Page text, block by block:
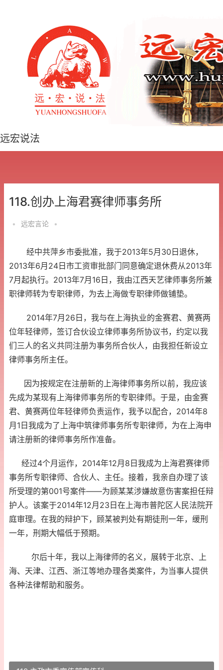
远宏说法
118.创办上海君赛律师事务所
• 远宏言论 •
经中共萍乡市委批准，我于2013年5月30日退休，
2013年6月24日市工资审批部门同意确定退休费从2013年
7月起执行。2013年7月16日，我由江西天艺律师事务所兼
职律师转为专职律师，为去上海做专职律师做铺垫。
2014年7月26日，我与在上海执业的金赛君、黄赛两
位年轻律师，签订合伙设立律师事务所协议书，约定以我
们三人的名义共同注册为事务所合伙人，由我担任新设立
律师事务所主任。
因为按规定在注册新的上海律师事务所以前，我应该
先成为某现有上海律师事务所的专职律师。于是，由金赛
君、黄赛两位年轻律师负责运作，我予以配合，2014年8
月1日我成为了上海中筑律师事务所专职律师，为在上海申
请注册新的律师事务所作准备。
经过4个月运作，2014年12月8日我成为上海君赛律师
事务所专职律师、合伙人、主任。接着，我亲自办理了该
所受理的第001号案件——为顾某某涉嫌故意伤害案担任辩
护人。该案于2014年12月23日在上海市普陀区人民法院开
庭审理。在我的辩护下，顾某被判处有期徒刑一年，缓刑
一年，刑期大幅低于预期。
尔后十年，我以上海律师的名义，展转于北京、上
海、天津、江西、浙江等地办理各类案件，为当事人提供
各种法律帮助和服务。